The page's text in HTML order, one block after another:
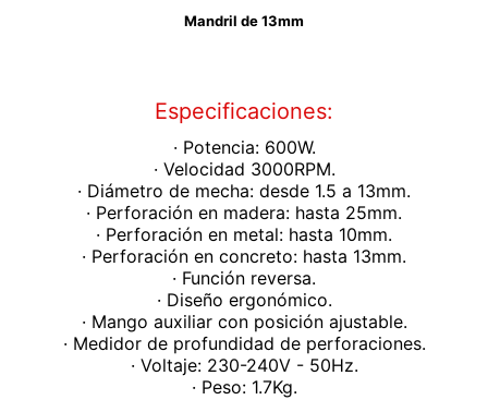
Mandril de 13mm
Especificaciones:
· Potencia: 600W.
· Velocidad 3000RPM.
· Diámetro de mecha: desde 1.5 a 13mm.
· Perforación en madera: hasta 25mm.
· Perforación en metal: hasta 10mm.
· Perforación en concreto: hasta 13mm.
· Función reversa.
· Diseño ergonómico.
· Mango auxiliar con posición ajustable.
· Medidor de profundidad de perforaciones.
· Voltaje: 230-240V - 50Hz.
· Peso: 1.7Kg.